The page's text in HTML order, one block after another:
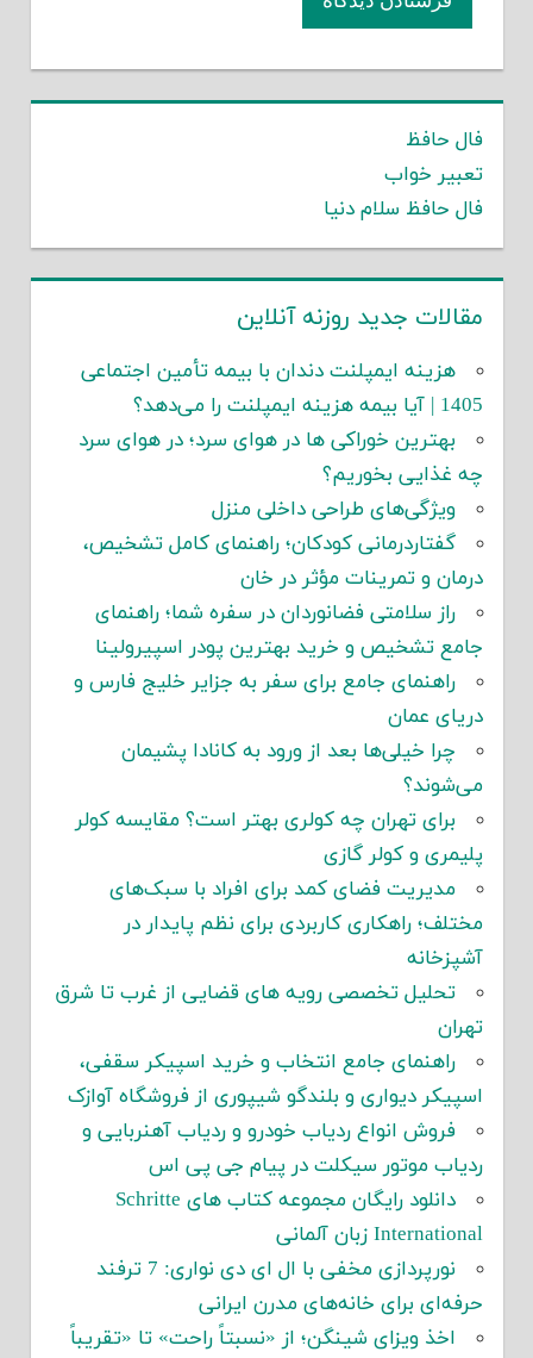
فال حافظ
تعبیر خواب
فال حافظ سلام دنیا
مقالات جدید روزنه آنلاین
هزینه ایمپلنت دندان با بیمه تأمین اجتماعی
1405 | آیا بیمه هزینه ایمپلنت را می‌دهد؟
بهترین خوراکی ها در هوای سرد؛ در هوای سرد
چه غذایی بخوریم؟
ویژگی‌های طراحی داخلی منزل
گفتاردرمانی کودکان؛ راهنمای کامل تشخیص،
درمان و تمرینات مؤثر در خان
راز سلامتی فضانوردان در سفره شما؛ راهنمای
جامع تشخیص و خرید بهترین پودر اسپیرولینا
راهنمای جامع برای سفر به جزایر خلیج فارس و
دریای عمان
چرا خیلی‌ها بعد از ورود به کانادا پشیمان
می‌شوند؟
برای تهران چه کولری بهتر است؟ مقایسه کولر
پلیمری و کولر گازی
مدیریت فضای کمد برای افراد با سبک‌های
مختلف؛ راهکاری کاربردی برای نظم پایدار در
آشپزخانه
تحلیل تخصصی رویه های قضایی از غرب تا شرق
تهران
راهنمای جامع انتخاب و خرید اسپیکر سقفی،
اسپیکر دیواری و بلندگو شیپوری از فروشگاه آوازک
فروش انواع ردیاب خودرو و ردیاب آهنربایی و
ردیاب موتور سیکلت در پیام جی پی اس
دانلود رایگان مجموعه کتاب های Schritte
International زبان آلمانی
نورپردازی مخفی با ال ای دی نواری: 7 ترفند
حرفه‌ای برای خانه‌های مدرن ایرانی
اخذ ویزای شینگن؛ از «نسبتاً راحت» تا «تقریباً